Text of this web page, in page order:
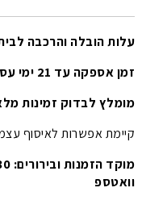
עלות הובלה והרכבה לבית
זמן אספקה עד 21 ימי עסקים ( לרוב מסופק לפניי…)
מומלץ לבדוק זמינות
קיימת אפשרות לאיסוף
וואטספ